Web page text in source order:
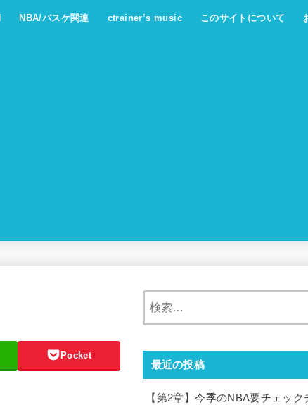
NBA/バスケ関連 ctrainer’s music このサイトについて
Pocket
最近の投稿
【第2章】今季のNBA要チェック